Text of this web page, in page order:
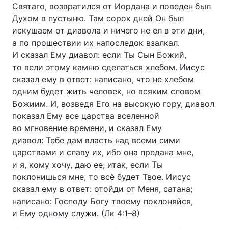
Святаго, возвратился от Иордана и поведен был
Духом в пустыню. Там сорок дней Он был
искушаем от диавола и ничего не ел в эти дни,
а по прошествии их напоследок взалкал.
И сказал Ему диавол: если Ты Сын Божий,
то вели этому камню сделаться хлебом. Иисус
сказал ему в ответ: написано, что не хлебом
одним будет жить человек, но всяким словом
Божиим. И, возведя Его на высокую гору, диавол
показал Ему все царства вселенной
во мгновение времени, и сказал Ему
диавол: Тебе дам власть над всеми сими
царствами и славу их, ибо она предана мне,
и я, кому хочу, даю ее; итак, если Ты
поклонишься мне, то всё будет Твое. Иисус
сказал ему в ответ: отойди от Меня, сатана;
написано: Господу Богу твоему поклоняйся,
и Ему одному служи. (Лк 4:1–8)